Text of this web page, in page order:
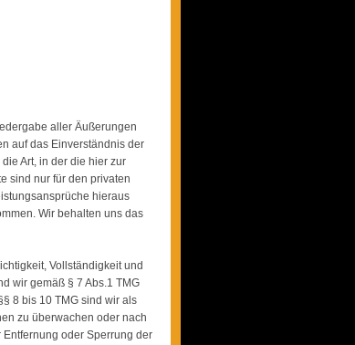
aller Äußerungen
auf das Einverständnis der
Art, in der die hier zur
sind nur für den privaten
hieraus
Wir behalten uns das
Vollständigkeit und
wir gemäß § 7 Abs.1 TMG
8 bis 10 TMG sind wir als
zu überwachen oder nach
oder Sperrung der